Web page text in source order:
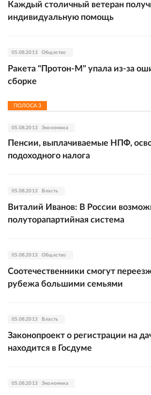
Каждый столичный ветеран
индивидуальную помощь
05.08.2013 Общество
Ракета "Протон-М" упала из-за
сборке
ПОЛОСА 3
05.08.2013 Экономика
Пенсии, выплачиваемые НПФ,
подоходного налога
05.08.2013 Власть
Виталий Иванов: В России
полуторапартийная система
05.08.2013 Общество
Соотечественники смогут
рубежа большими семьями
05.08.2013 Власть
Законопроект о регистрации на
находится в Госдуме
05.08.2013 Экономика